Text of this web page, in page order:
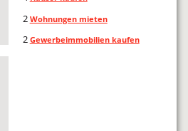
2 Wohnungen mieten
2 Gewerbeimmobilien kaufen